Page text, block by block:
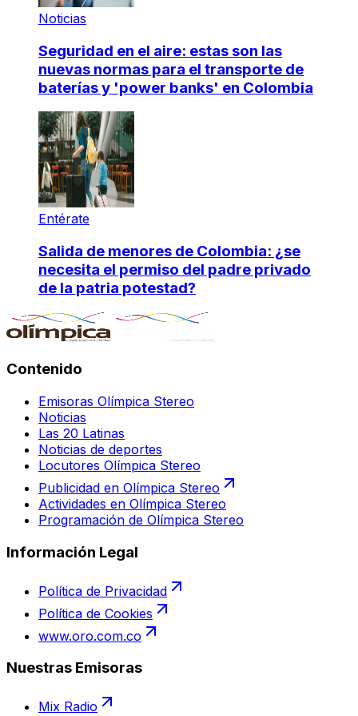
Noticias
Seguridad en el aire: estas son las
nuevas normas para el transporte de
baterías y 'power banks' en Colombia
Entérate
Salida de menores de Colombia: ¿se
necesita el permiso del padre privado
de la patria potestad?
Contenido
Emisoras Olímpica Stereo
Noticias
Las 20 Latinas
Noticias de deportes
Locutores Olímpica Stereo
Publicidad en Olímpica Stereo
Actividades en Olímpica Stereo
Programación de Olímpica Stereo
Información Legal
Política de Privacidad
Política de Cookies
www.oro.com.co
Nuestras Emisoras
Mix Radio